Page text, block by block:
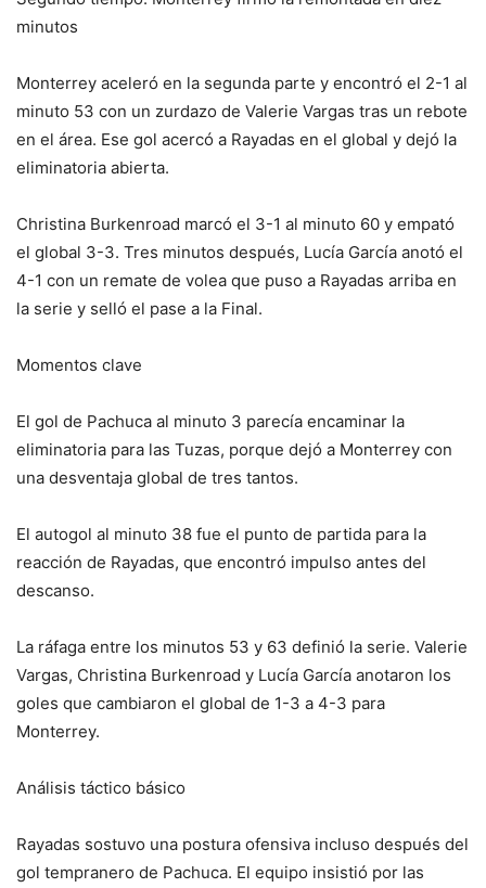
minutos
Monterrey aceleró en la segunda parte y encontró el 2-1 al
minuto 53 con un zurdazo de Valerie Vargas tras un rebote
en el área. Ese gol acercó a Rayadas en el global y dejó la
eliminatoria abierta.
Christina Burkenroad marcó el 3-1 al minuto 60 y empató
el global 3-3. Tres minutos después, Lucía García anotó el
4-1 con un remate de volea que puso a Rayadas arriba en
la serie y selló el pase a la Final.
Momentos clave
El gol de Pachuca al minuto 3 parecía encaminar la
eliminatoria para las Tuzas, porque dejó a Monterrey con
una desventaja global de tres tantos.
El autogol al minuto 38 fue el punto de partida para la
reacción de Rayadas, que encontró impulso antes del
descanso.
La ráfaga entre los minutos 53 y 63 definió la serie. Valerie
Vargas, Christina Burkenroad y Lucía García anotaron los
goles que cambiaron el global de 1-3 a 4-3 para
Monterrey.
Análisis táctico básico
Rayadas sostuvo una postura ofensiva incluso después del
gol tempranero de Pachuca. El equipo insistió por las